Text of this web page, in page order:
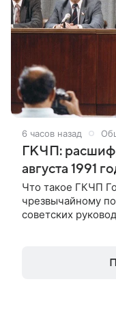
6 часов назад
ГКЧП:
августа 1991
Что такое ГКЧП
чрезвычайному
советских
положению